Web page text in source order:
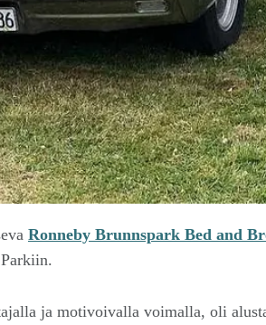
Ronneby Brunnspark Bed and
ja motivoivalla voimalla, oli